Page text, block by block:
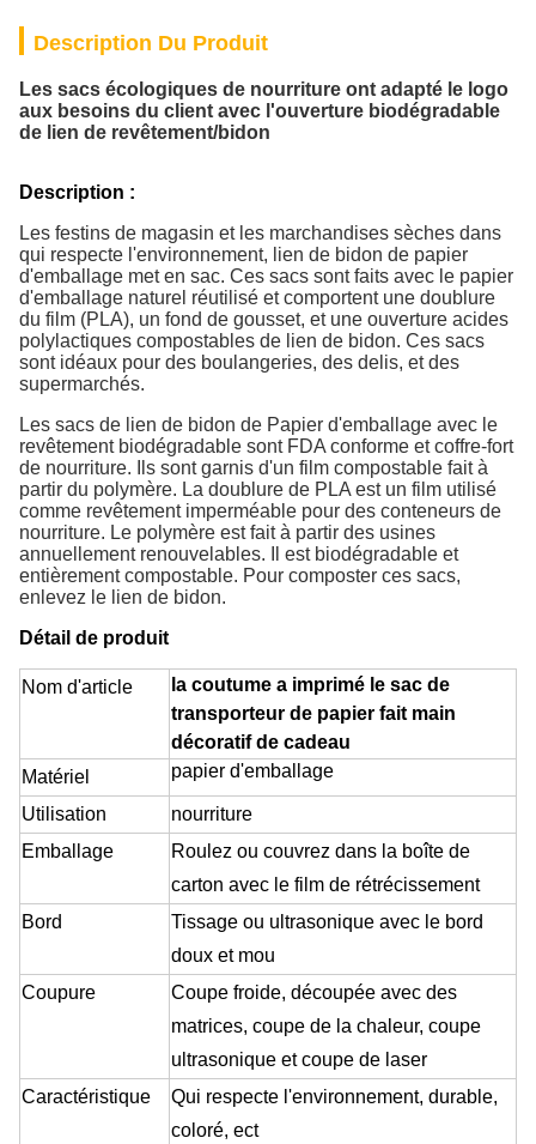
Description Du Produit
Les sacs écologiques de nourriture ont adapté le logo
aux besoins du client avec l'ouverture biodégradable
de lien de revêtement/bidon
Description :
Les festins de magasin et les marchandises sèches dans
qui respecte l'environnement, lien de bidon de papier
d'emballage met en sac. Ces sacs sont faits avec le papier
d'emballage naturel réutilisé et comportent une doublure
du film (PLA), un fond de gousset, et une ouverture acides
polylactiques compostables de lien de bidon. Ces sacs
sont idéaux pour des boulangeries, des delis, et des
supermarchés.
Les sacs de lien de bidon de Papier d'emballage avec le
revêtement biodégradable sont FDA conforme et coffre-fort
de nourriture. Ils sont garnis d'un film compostable fait à
partir du polymère. La doublure de PLA est un film utilisé
comme revêtement imperméable pour des conteneurs de
nourriture. Le polymère est fait à partir des usines
annuellement renouvelables. Il est biodégradable et
entièrement compostable. Pour composter ces sacs,
enlevez le lien de bidon.
Détail de produit
Nom d'article
la coutume a imprimé le sac de
transporteur de papier fait main
décoratif de cadeau
Matériel
papier d'emballage
Utilisation
nourriture
Emballage
Roulez ou couvrez dans la boîte de
carton avec le film de rétrécissement
Bord
Tissage ou ultrasonique avec le bord
doux et mou
Coupure
Coupe froide, découpée avec des
matrices, coupe de la chaleur, coupe
ultrasonique et coupe de laser
Caractéristique
Qui respecte l'environnement, durable,
coloré, ect